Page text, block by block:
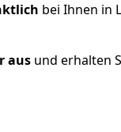
bei Ihnen in
aus und erhalten